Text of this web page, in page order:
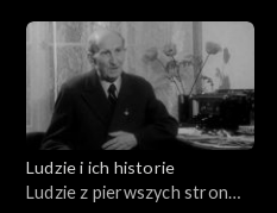
Ludzie i ich historie
Ludzie z pierwszych stron